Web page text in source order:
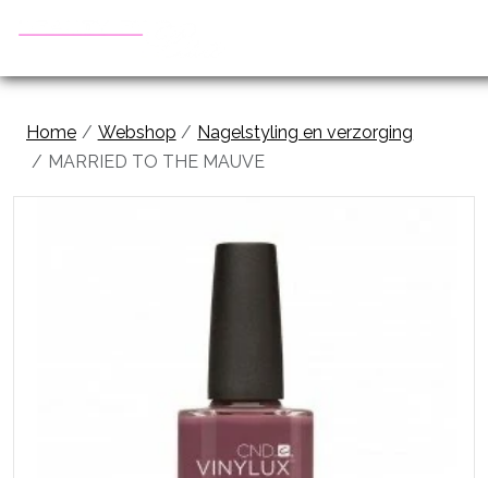
Home Webshop
Nagelstyling en verzorging
MARRIED TO THE MAUVE